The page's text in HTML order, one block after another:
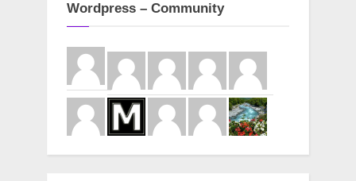
Wordpress – Community